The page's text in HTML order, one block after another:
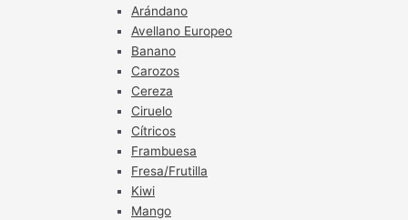
Arándano
Avellano Europeo
Banano
Carozos
Cereza
Ciruelo
Cítricos
Frambuesa
Fresa/Frutilla
Kiwi
Mango